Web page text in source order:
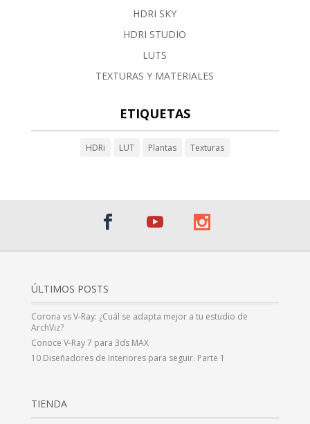
HDRI SKY
HDRI STUDIO
LUTS
TEXTURAS Y MATERIALES
ETIQUETAS
HDRi LUT Plantas Texturas
ÚLTIMOS POSTS
Corona vs V-Ray: ¿Cuál se adapta mejor a tu estudio de
ArchViz?
Conoce V-Ray 7 para 3ds MAX
10 Diseñadores de Interiores para seguir. Parte 1
TIENDA